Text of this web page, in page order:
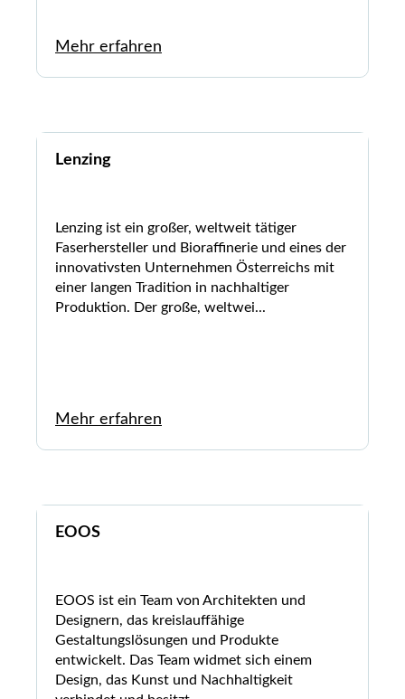
Mehr erfahren
Lenzing
Lenzing ist ein großer, weltweit tätiger
Faserhersteller und Bioraffinerie und eines der
innovativsten Unternehmen Österreichs mit
einer langen Tradition in nachhaltiger
Produktion. Der große, weltwei...
Mehr erfahren
EOOS
EOOS ist ein Team von Architekten und
Designern, das kreislauffähige
Gestaltungslösungen und Produkte
entwickelt. Das Team widmet sich einem
Design, das Kunst und Nachhaltigkeit